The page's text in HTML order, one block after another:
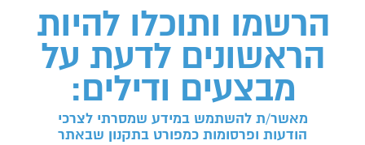
הרשמו ותוכלו להיות
הראשונים לדעת על
מבצעים ודילים:
מאשר/ת להשתמש במידע שמסרתי לצרכי
הודעות ופרסומות כמפורט בתקנון שבאתר